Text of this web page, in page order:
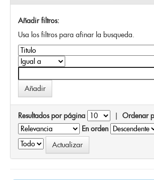
Añadir filtros:
Usa los filtros para afinar la busqueda.
Resultados por página | Ordenar
En orden